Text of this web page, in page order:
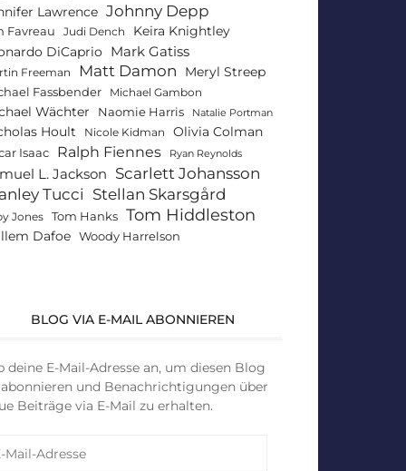
Lawrence Johnny Depp
Favreau Judi Dench
Keira Knightley
DiCaprio
Mark Gatiss
Freeman Matt Damon Meryl Streep
Fassbender Michael Gambon
Wächter Naomie Harris Natalie Portman
Hoult Nicole Kidman Olivia Colman
Isaac Ralph Fiennes Ryan Reynolds
L. Jackson Scarlett Johansson
Tucci Stellan Skarsgård
Jones Tom Hanks Tom Hiddleston
Dafoe Woody Harrelson
BLOG VIA E-MAIL ABONNIEREN
deine E-Mail-Adresse an, um diesen Blog
und Benachrichtigungen über
Beiträge via E-Mail zu erhalten.